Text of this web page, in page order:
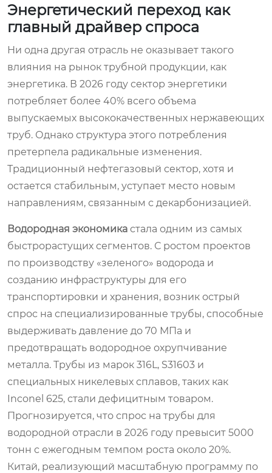
Энергетический переход как
главный драйвер спроса
Ни одна другая отрасль не оказывает такого
влияния на рынок трубной продукции, как
энергетика. В 2026 году сектор энергетики
потребляет более 40% всего объема
выпускаемых высококачественных нержавеющих
труб. Однако структура этого потребления
претерпела радикальные изменения.
Традиционный нефтегазовый сектор, хотя и
остается стабильным, уступает место новым
направлениям, связанным с декарбонизацией.
Водородная экономика стала одним из самых
быстрорастущих сегментов. С ростом проектов
по производству «зеленого» водорода и
созданию инфраструктуры для его
транспортировки и хранения, возник острый
спрос на специализированные трубы, способные
выдерживать давление до 70 МПа и
предотвращать водородное охрупчивание
металла. Трубы из марок 316L, S31603 и
специальных никелевых сплавов, таких как
Inconel 625, стали дефицитным товаром.
Прогнозируется, что спрос на трубы для
водородной отрасли в 2026 году превысит 5000
тонн с ежегодным темпом роста около 20%.
Китай, реализующий масштабную программу по